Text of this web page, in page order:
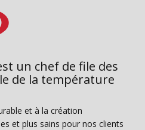
un chef de file des
de la température
et à la création
et plus sains pour nos clients